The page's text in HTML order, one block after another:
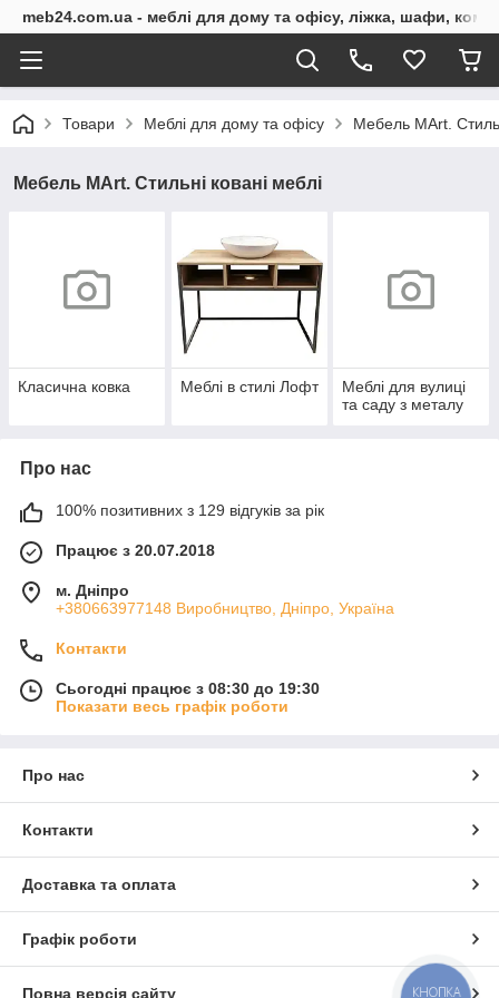
meb24.com.ua - меблі для дому та офісу, ліжка, шафи,
Товари Меблі для дому та офісу Мебель MArt.
Мебель MArt. Стильні ковані меблі
Класична ковка Меблі в стилі Лофт
Меблі для вулиці
та саду з металу
Про нас
100% позитивних з 129 відгуків за рік
Працює з 20.07.2018
м. Дніпро
+380663977148 Виробництво, Дніпро, Україна
Контакти
Сьогодні працює з 08:30 до 19:30
Показати весь графік роботи
Про нас
Контакти
Доставка та оплата
Графік роботи
Повна версія сайту КНОПКА